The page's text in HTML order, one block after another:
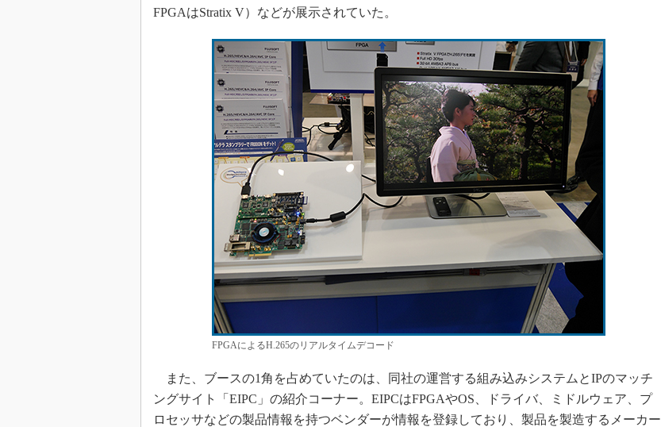
FPGAはStratix V）などが展示されていた。
FPGAによるH.265のリアルタイムデコード
また、ブースの1角を占めていたのは、同社の運営する組み込みシステムとIPのマッチ
ングサイト「EIPC」の紹介コーナー。EIPCはFPGAやOS、ドライバ、ミドルウェア、プ
ロセッサなどの製品情報を持つベンダーが情報を登録しており、製品を製造するメーカー